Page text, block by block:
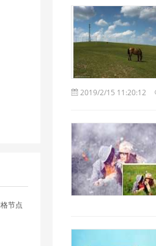
节点
2019/2/15 11:20:12